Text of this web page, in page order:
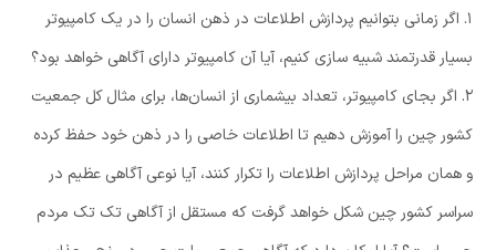
۱. اگر زمانی بتوانیم پردازش اطلاعات در ذهن انسان را در یک کامپیوتر
بسیار قدرتمند شبیه سازی کنیم، آیا آن کامپیوتر دارای آگاهی خواهد بود؟
۲. اگر بجای کامپیوتر، تعداد بیشماری از انسان‌ها، برای مثال کل جمعیت
کشور چین را آموزش دهیم تا اطلاعات خاصی را در ذهن خود حفظ کرده
و همان مراحل پردازش اطلاعات را تکرار کنند، آیا نوعی آگاهی عظیم در
سراسر کشور چین شکل خواهد گرفت که مستقل از آگاهی تک تک مردم